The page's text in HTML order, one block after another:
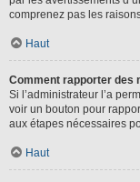
comprenez pas les
Haut
Comment rapporter des
Si l’administrateur l’a
voir un bouton pour
aux étapes nécessaires
Haut